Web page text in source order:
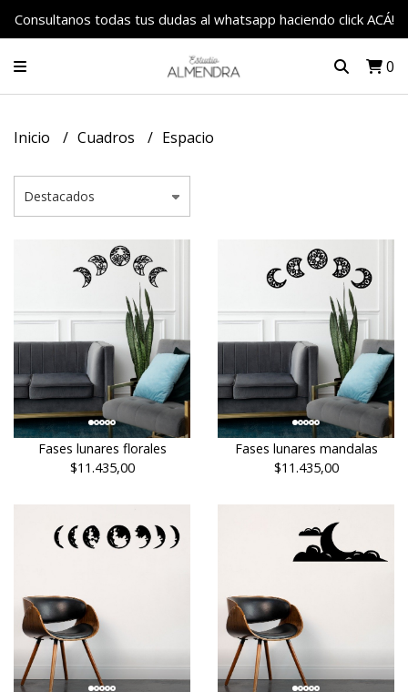
Consultanos todas tus dudas al whatsapp haciendo click ACÁ!
0
Inicio Cuadros Espacio
Fases lunares florales
$11.435,00
Fases lunares mandalas
$11.435,00